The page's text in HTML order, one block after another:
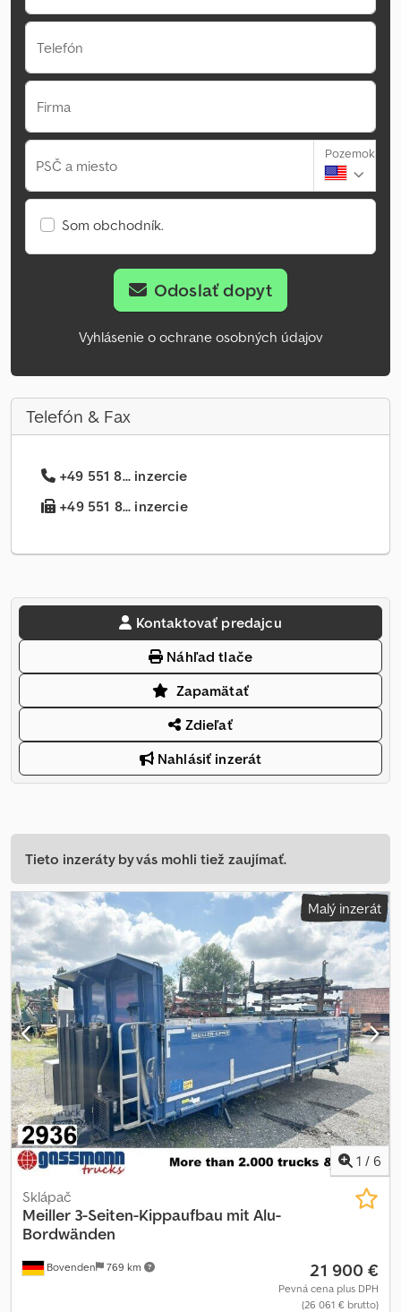
Telefón
Firma
PSČ a miesto
Pozemok
Som obchodník.
Odoslať dopyt
Vyhlásenie o ochrane osobných údajov
Telefón & Fax
+49 551 8... inzercie
+49 551 8... inzercie
Kontaktovať predajcu
Náhľad tlače
Zapamätať
Zdieľať
Nahlásiť inzerát
Tieto inzeráty by vás mohli tiež zaujímať.
Malý inzerát
1 / 6
Bovenden 769 km
Sklápač
Meiller 3-Seiten-Kippaufbau mit Alu-
Bordwänden
21 900 €
Pevná cena plus DPH
(26 061 € brutto)